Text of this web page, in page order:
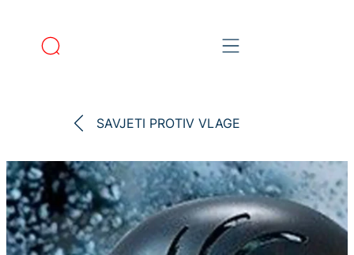
SAVJETI PROTIV VLAGE